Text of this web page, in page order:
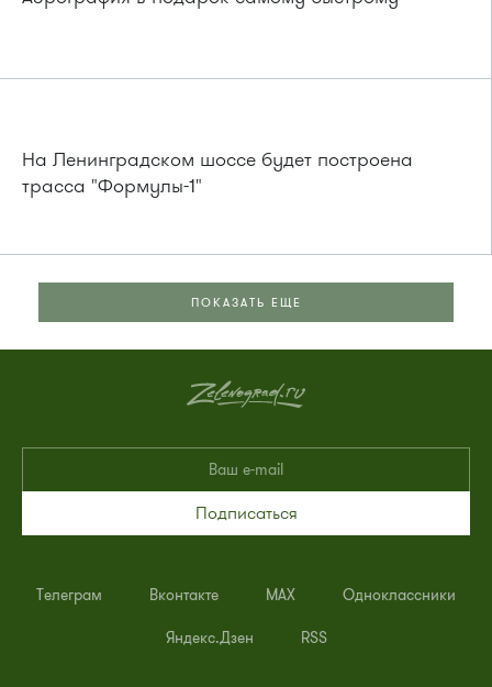
На Ленинградском шоссе будет построена
трасса "Формулы-1"
ПОКАЗАТЬ ЕЩЕ
Подписаться
Телеграм Вконтакте MAX Одноклассники
Яндекс.Дзен RSS